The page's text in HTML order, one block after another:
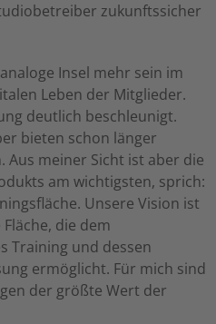
zukunftssicher
Insel mehr sein im
Leben der Mitglieder.
deutlich beschleunigt.
bieten schon länger
meiner Sicht ist aber die
am wichtigsten, sprich:
Unsere Vision ist
die dem
Training und dessen
ermöglicht. Für mich sind
der größte Wert der